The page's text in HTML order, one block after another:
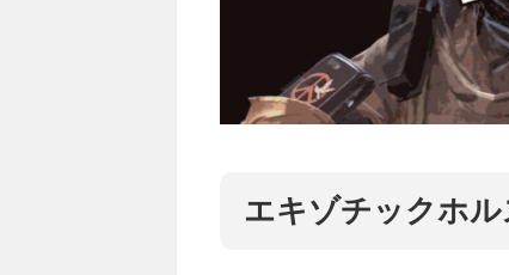
エキゾチックホル